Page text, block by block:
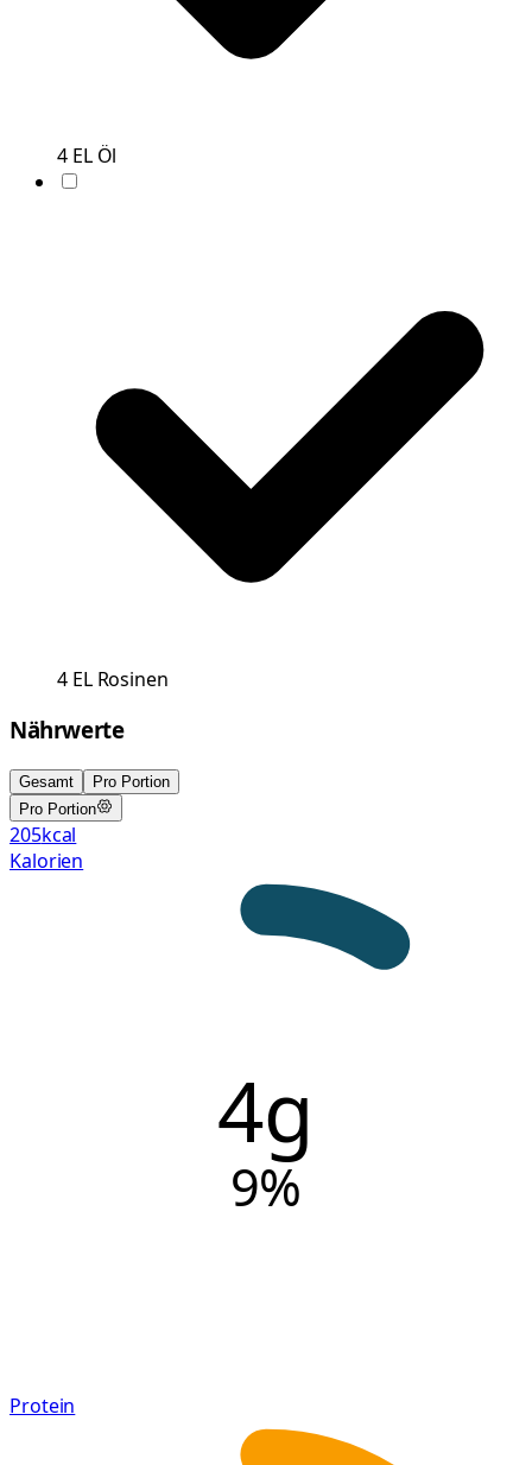
4 EL Öl
4 EL Rosinen
Nährwerte
Gesamt
Pro Portion
Pro Portion
205kcal
Kalorien
4g
9%
Protein